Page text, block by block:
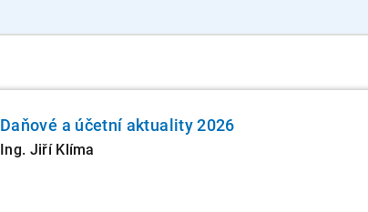
Daňové a účetní aktuality 2026
Ing. Jiří Klíma